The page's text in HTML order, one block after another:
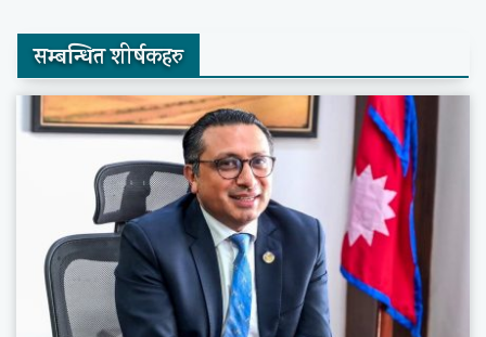
सम्बन्धित शीर्षकहरु